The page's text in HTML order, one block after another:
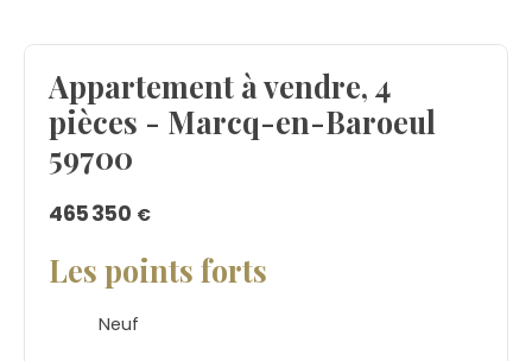
Appartement à vendre, 4
pièces - Marcq-en-Baroeul
59700
465 350 €
Les points forts
Neuf